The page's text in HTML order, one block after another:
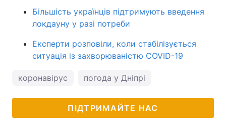
Більшість українців підтримують введення
локдауну у разі потреби
Експерти розповіли, коли стабілізується
ситуація із захворюваністю COVID-19
коронавірус погода у Дніпрі
ПІДТРИМАЙТЕ НАС